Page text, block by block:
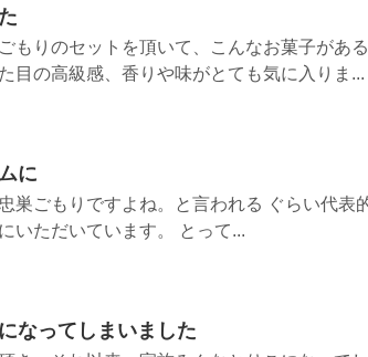
もりのセットを頂いて、こんなお菓子があ
目の高級感、香りや味がとても気に入りま...
に
巣ごもりですよね。と言われる ぐらい代表
いただいています。 とって...
なってしまいました